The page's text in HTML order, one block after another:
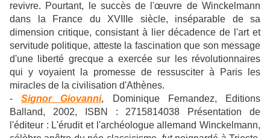
revivre. Pourtant, le succès de l'œuvre de Winckelmann
dans la France du XVIIIe siècle, inséparable de sa
dimension critique, consistant à lier décadence de l'art et
servitude politique, atteste la fascination que son message
d'une liberté grecque a exercée sur les révolutionnaires
qui y voyaient la promesse de ressusciter à Paris les
miracles de la civilisation d'Athènes.
-Signor Giovanni, Dominique Fernandez, Editions
Balland, 2002, ISBN : 2715814038 Présentation de
l'éditeur : L'érudit et l'archéologue allemand Winckelmann,